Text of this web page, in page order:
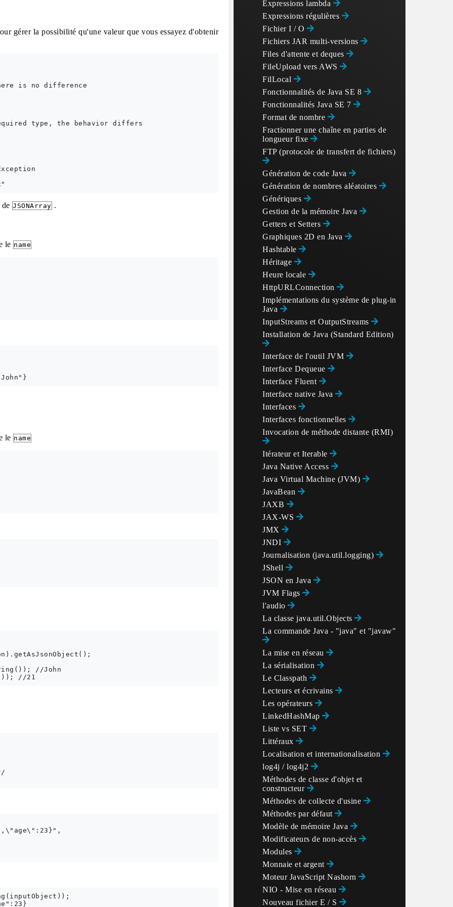
gérer la possibilité qu'une valeur que vous essayez d'obtenir
is no difference
type, the behavior differs
de JSONArray .
le name
le name
//John
*/
Expressions lambda
Expressions régulières
Fichier I / O
Fichiers JAR multi-versions
Files d'attente et deques
FileUpload vers AWS
FilLocal
Fonctionnalités de Java SE 8
Fonctionnalités Java SE 7
Format de nombre
Fractionner une chaîne en parties de
longueur fixe
FTP (protocole de transfert de fichiers)
Génération de code Java
Génération de nombres aléatoires
Génériques
Gestion de la mémoire Java
Getters et Setters
Graphiques 2D en Java
Hashtable
Héritage
Heure locale
HttpURLConnection
Implémentations du système de plug-in
Java
InputStreams et OutputStreams
Installation de Java (Standard Edition)
Interface de l'outil JVM
Interface Dequeue
Interface Fluent
Interface native Java
Interfaces
Interfaces fonctionnelles
Invocation de méthode distante (RMI)
Itérateur et Iterable
Java Native Access
Java Virtual Machine (JVM)
JavaBean
JAXB
JAX-WS
JMX
JNDI
Journalisation (java.util.logging)
JShell
JSON en Java
JVM Flags
l'audio
La classe java.util.Objects
La commande Java - "java" et "javaw"
La mise en réseau
La sérialisation
Le Classpath
Lecteurs et écrivains
Les opérateurs
LinkedHashMap
Liste vs SET
Littéraux
Localisation et internationalisation
log4j / log4j2
Méthodes de classe d'objet et
constructeur
Méthodes de collecte d'usine
Méthodes par défaut
Modèle de mémoire Java
Modificateurs de non-accès
Modules
Monnaie et argent
Moteur JavaScript Nashorn
NIO - Mise en réseau
Nouveau fichier E / S